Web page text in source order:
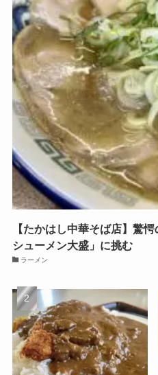
【たかはし中華そば店】驚
シューメン大盛」に挑む
ラーメン